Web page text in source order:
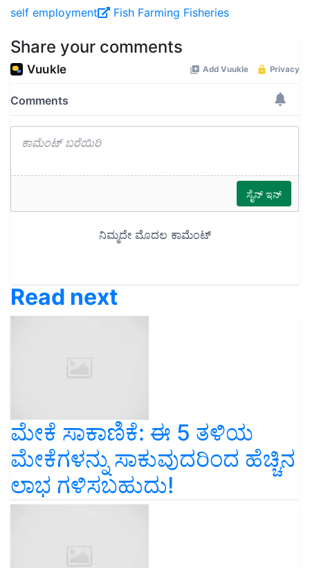
self employment Fish Farming Fisheries
Share your comments
Read next
ಮೇಕೆ ಸಾಕಾಣಿಕೆ: ಈ 5 ತಳಿಯ
ಮೇಕೆಗಳನ್ನು ಸಾಕುವುದರಿಂದ ಹೆಚ್ಚಿನ
ಲಾಭ ಗಳಿಸಬಹುದು!